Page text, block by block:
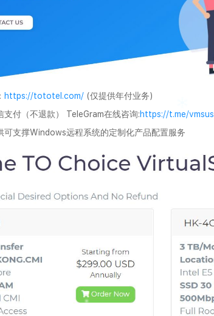
： https://tototel.com/ (仅提供年付业务)
支付（不退款） TeleGram在线咨询:https://t.me/vmsus
可支撑Windows远程系统的定制化产品配置服务